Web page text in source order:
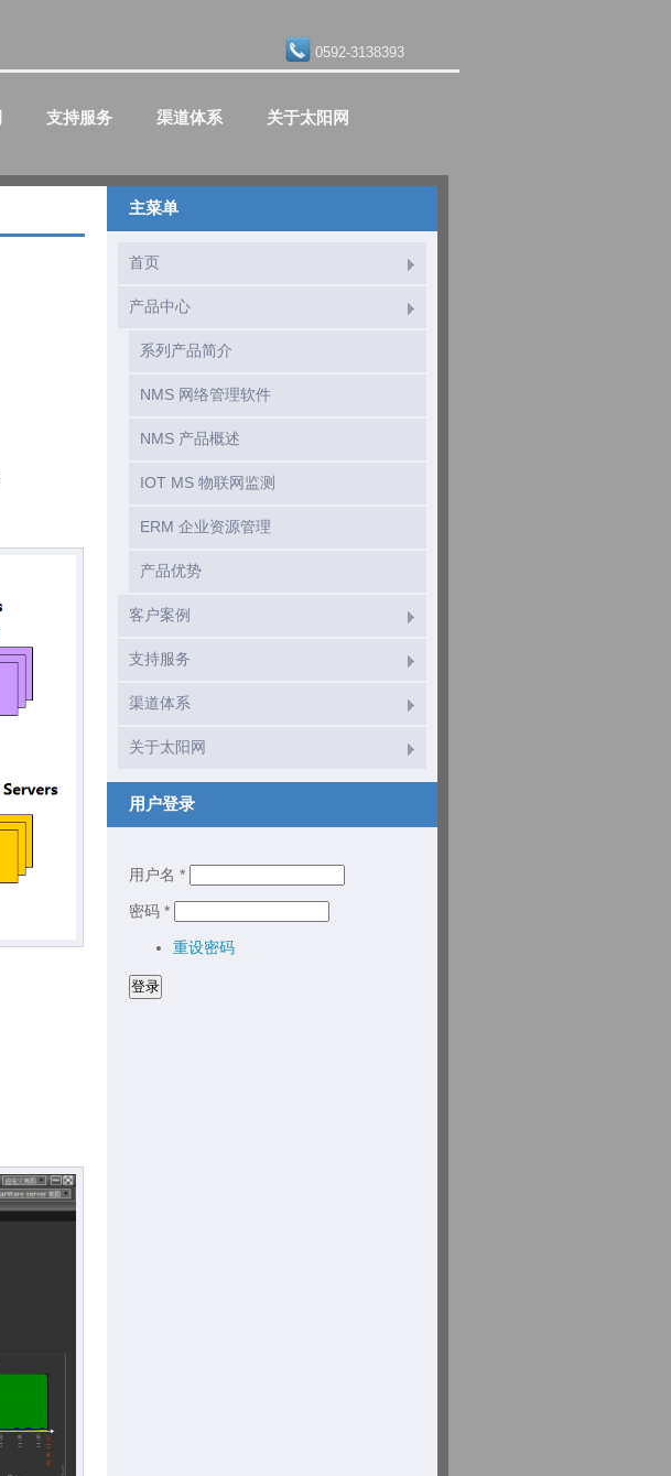
0592-3138393
支持服务 渠道体系 关于太阳网
主菜单
首页
产品中心
系列产品简介
NMS 网络管理软件
NMS 产品概述
IOT MS 物联网监测
ERM 企业资源管理
产品优势
客户案例
支持服务
渠道体系
关于太阳网
用户登录
用户名 *
密码 *
重设密码